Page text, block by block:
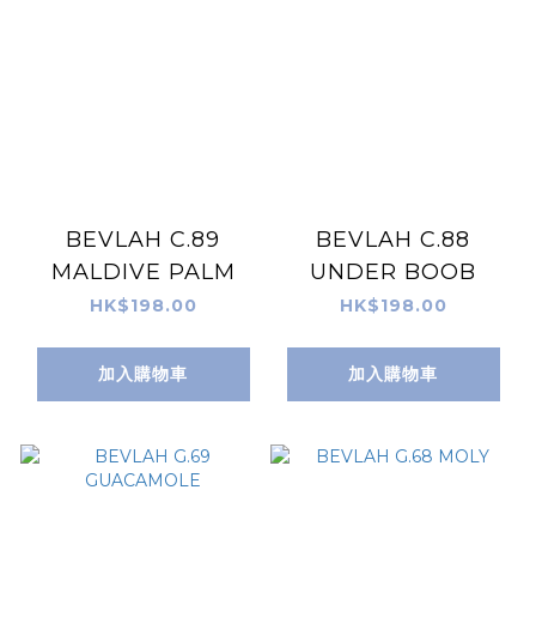
BEVLAH C.89
MALDIVE PALM
HK$198.00
加入購物車
BEVLAH C.88
UNDER BOOB
HK$198.00
加入購物車